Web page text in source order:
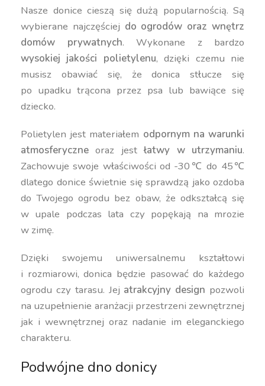
Nasze donice cieszą się dużą popularnością. Są
wybierane najczęściej do ogrodów oraz wnętrz
domów prywatnych. Wykonane z bardzo
wysokiej jakości polietylenu, dzięki czemu nie
musisz obawiać się, że donica stłucze się
po upadku trącona przez psa lub bawiące się
dziecko.
Polietylen jest materiałem odpornym na warunki
atmosferyczne oraz jestłatwy w utrzymaniu.
Zachowuje swoje właściwości od -30℃ do 45℃
dlatego donice świetnie się sprawdzą jako ozdoba
do Twojego ogrodu bez obaw, że odkształcą się
w upale podczas lata czy popękają na mrozie
w zimę.
Dzięki swojemu uniwersalnemu kształtowi
i rozmiarowi, donica będzie pasować do każdego
ogrodu czy tarasu. Jej atrakcyjny design pozwoli
na uzupełnienie aranżacji przestrzeni zewnętrznej
jak i wewnętrznej oraz nadanie im eleganckiego
charakteru.
Podwójne dno donicy